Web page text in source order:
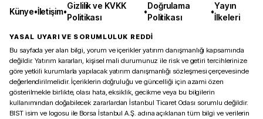
Künye•İletişim•
Gizlilik ve KVKK
Politikası
•
Doğrulama
Politikası
•
Yayın
İlkeleri
YASAL UYARI VE SORUMLULUK REDDİ
Bu sayfada yer alan bilgi, yorum ve içerikler yatırım danışmanlığı kapsamında
değildir. Yatırım kararları, kişisel mali durumunuz ile risk ve getiri tercihlerinize
göre yetkili kurumlarla yapılacak yatırım danışmanlığı sözleşmesi çerçevesinde
değerlendirilmelidir. İçeriklerin doğruluğu ve güncelliği için azami özen
gösterilmekle birlikte, olası hata, eksiklik, gecikme veya bu bilgilerin
kullanımından doğabilecek zararlardan İstanbul Ticaret Odası sorumlu değildir.
BIST isim ve logosu ile Borsa İstanbul A.Ş. adına açıklanan tüm bilgi ve verilerin